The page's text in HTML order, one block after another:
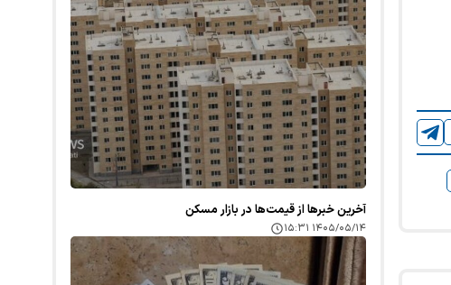
آخرین خبر‌ها از قیمت‌ها در بازار مسکن
۱۴۰۵/۰۵/۱۴ ۱۵:۳۱